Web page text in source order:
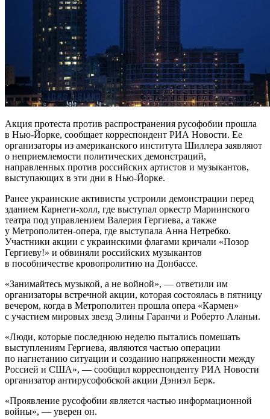
Акция протеста против распространения русофобии прошла
в Нью-Йорке, сообщает корреспондент РИА Новости. Ее
организаторы из американского института Шиллера заявляют
о неприемлемости политических демонстраций,
направленных против российских артистов и музыкантов,
выступающих в эти дни в Нью-Йорке.
Ранее украинские активисты устроили демонстрации перед
зданием Карнеги-холл, где выступал оркестр Мариинского
театра под управлением Валерия Гергиева, а также
у Метрополитен-опера, где выступала Анна Нетребко.
Участники акции с украинскими флагами кричали «Позор
Гергиеву!» и обвиняли российских музыкантов
в пособничестве кровопролитию на Донбассе.
«Занимайтесь музыкой, а не войной», — ответили им
организаторы встречной акции, которая состоялась в пятницу
вечером, когда в Метрополитен прошла опера «Кармен»
с участием мировых звезд Элины Гаранчи и Роберто Аланьи.
«Люди, которые последнюю неделю пытались помешать
выступлениям Гергиева, являются частью операции
по нагнетанию ситуации и созданию напряженности между
Россией и США», — сообщил корреспонденту РИА Новости
организатор антирусофобской акции Дэниэл Берк.
«Проявление русофобии является частью информационной
войны», — уверен он.